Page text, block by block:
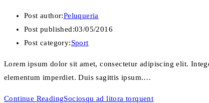
Post author:Peluqueria
Post published:03/05/2016
Post category:Sport
Lorem ipsum dolor sit amet, consectetur adipiscing elit.
elementum imperdiet. Duis sagittis ipsum.…
Continue ReadingSociosqu ad litora torquent